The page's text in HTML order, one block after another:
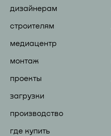
дизайнерам
строителям
медиацентр
монтаж
проекты
загрузки
производство
где купить